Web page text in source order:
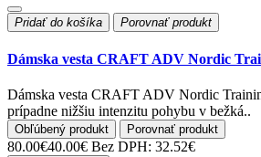
Pridať do košíka Porovnať produkt
Dámska vesta CRAFT ADV Nordic
Dámska vesta CRAFT ADV Nordic
prípadne nižšiu intenzitu pohybu v bežká..
Obľúbený produkt Porovnať produkt
80.00€40.00€ Bez DPH: 32.52€